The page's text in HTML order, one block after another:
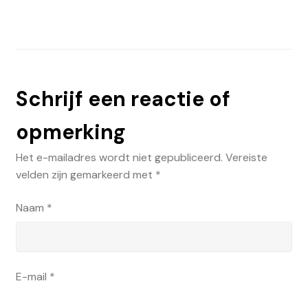
Schrijf een reactie of
opmerking
Het e-mailadres wordt niet gepubliceerd. Vereiste
velden zijn gemarkeerd met *
Naam *
E-mail *